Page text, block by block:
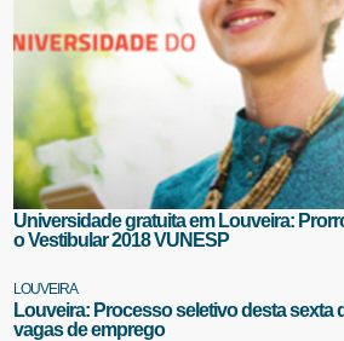
Universidade gratuita em Louveira:
o Vestibular 2018 VUNESP
LOUVEIRA
Louveira: Processo seletivo desta sexta
vagas de emprego